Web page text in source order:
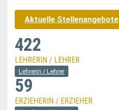
Aktuelle Stellenangebote
422
LEHRERIN / LEHRER
Lehrerin / Lehrer
59
ERZIEHERIN / ERZIEHER